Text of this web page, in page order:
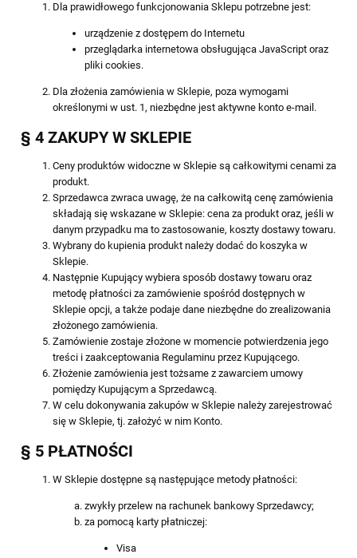
Dla prawidłowego funkcjonowania Sklepu potrzebne jest:
urządzenie z dostępem do Internetu
przeglądarka internetowa obsługująca JavaScript oraz
pliki cookies.
Dla złożenia zamówienia w Sklepie, poza wymogami
określonymi w ust. 1, niezbędne jest aktywne konto e-mail.
§ 4 ZAKUPY W SKLEPIE
Ceny produktów widoczne w Sklepie są całkowitymi cenami za
produkt.
Sprzedawca zwraca uwagę, że na całkowitą cenę zamówienia
składają się wskazane w Sklepie: cena za produkt oraz, jeśli w
danym przypadku ma to zastosowanie, koszty dostawy towaru.
Wybrany do kupienia produkt należy dodać do koszyka w
Sklepie.
Następnie Kupujący wybiera sposób dostawy towaru oraz
metodę płatności za zamówienie spośród dostępnych w
Sklepie opcji, a także podaje dane niezbędne do zrealizowania
złożonego zamówienia.
Zamówienie zostaje złożone w momencie potwierdzenia jego
treści i zaakceptowania Regulaminu przez Kupującego.
Złożenie zamówienia jest tożsame z zawarciem umowy
pomiędzy Kupującym a Sprzedawcą.
W celu dokonywania zakupów w Sklepie należy zarejestrować
się w Sklepie, tj. założyć w nim Konto.
§ 5 PŁATNOŚCI
W Sklepie dostępne są następujące metody płatności:
zwykły przelew na rachunek bankowy Sprzedawcy;
za pomocą karty płatniczej:
Visa